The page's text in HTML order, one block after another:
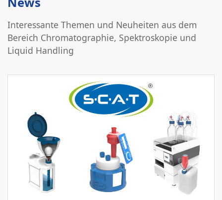
Interessante Themen und Neuheiten aus dem
Bereich Chromatographie, Spektroskopie und
Liquid Handling